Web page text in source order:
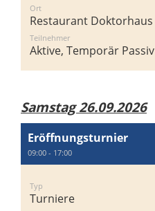
Ort
Restaurant Doktorhaus
Teilnehmer
Aktive, Temporär Passiv
Samstag 26.09.2026
Eröffnungsturnier
09:00 - 17:00
Typ
Turniere